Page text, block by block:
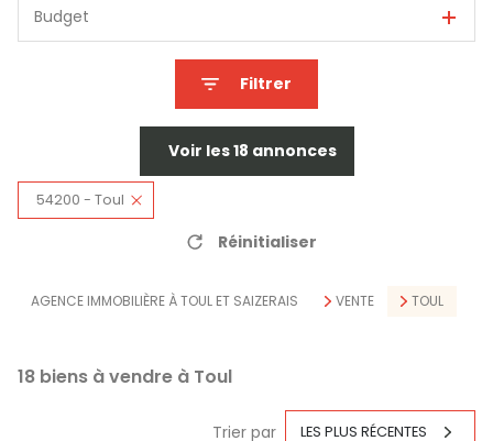
Budget
Filtrer
Voir les18 annonces
54200 - Toul
Réinitialiser
AGENCE IMMOBILIÈRE À TOUL ET SAIZERAIS VENTE TOUL
18 biens à vendre à Toul
Trier par LES PLUS RÉCENTES